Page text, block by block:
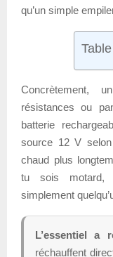
qu’un simple
Concrètement,
résistances ou
batterie
source 12 V
chaud plus
tu sois motard,
simplement
L’essentiel a
réchauffent